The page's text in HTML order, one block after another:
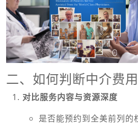
二、如何判断中介费
对比服务内容与资源深度
是否能预约到全美前列的